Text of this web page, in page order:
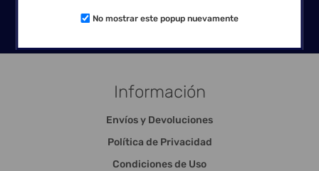
Información
Envíos y Devoluciones
Política de Privacidad
Condiciones de Uso
No mostrar este popup nuevamente